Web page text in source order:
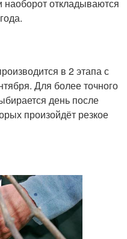
откладываются
в 2 этапа с
Для более точного
день после
произойдёт резкое